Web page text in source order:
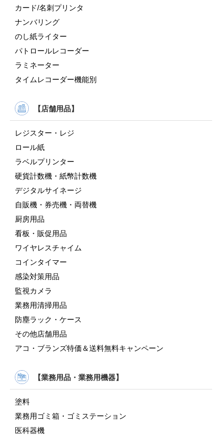
カード/名刺プリンタ
ナンバリング
のし紙ライター
パトロールレコーダー
ラミネーター
タイムレコーダー機能別
【店舗用品】
レジスター・レジ
ロール紙
ラベルプリンター
硬貨計数機・紙幣計数機
デジタルサイネージ
自販機・券売機・両替機
厨房用品
看板・販促用品
ワイヤレスチャイム
コインタイマー
感染対策用品
監視カメラ
業務用清掃用品
防塵ラック・ケース
その他店舗用品
アコ・ブランズ特価＆送料無料キャンペーン
【業務用品・業務用機器】
塗料
業務用ゴミ箱・ゴミステーション
医科器機